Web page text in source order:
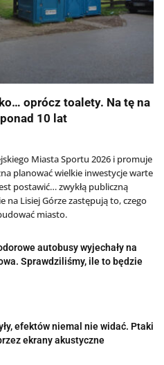
oprócz toalety. Na tę na
10 lat
Miasta Sportu 2026 i promuje
planować wielkie inwestycje warte
postawić… zwykłą publiczną
na Lisiej Górze zastępują to, czego
miasto.
autobusy wyjechały na
Sprawdziliśmy, ile to będzie
efektów niemal nie widać. Ptaki
ekrany akustyczne